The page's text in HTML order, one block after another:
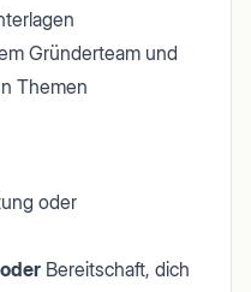
Gründerteam und
Themen
oder
oder Bereitschaft, dich